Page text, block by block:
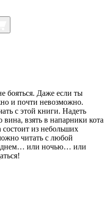
бояться. Даже если ты
и почти невозможно.
с этой книги. Надеть
вина, взять в напарники кота
из небольших
читать с любой
или ночью… или